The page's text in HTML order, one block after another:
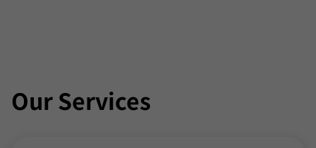
給与・人事労務
Our Services